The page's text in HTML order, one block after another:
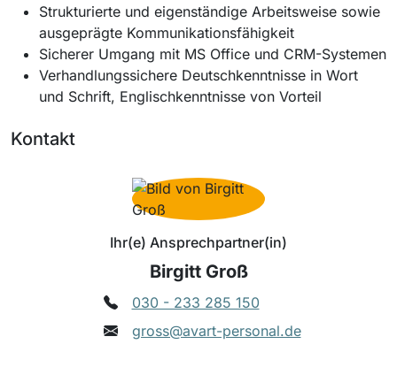
Strukturierte und eigenständige Arbeitsweise sowie
ausgeprägte Kommunikationsfähigkeit
Sicherer Umgang mit MS Office und CRM-Systemen
Verhandlungssichere Deutschkenntnisse in Wort
und Schrift, Englischkenntnisse von Vorteil
Kontakt
Ihr(e) Ansprechpartner(in)
Birgitt Groß
030 - 233 285 150
gross@avart-personal.de